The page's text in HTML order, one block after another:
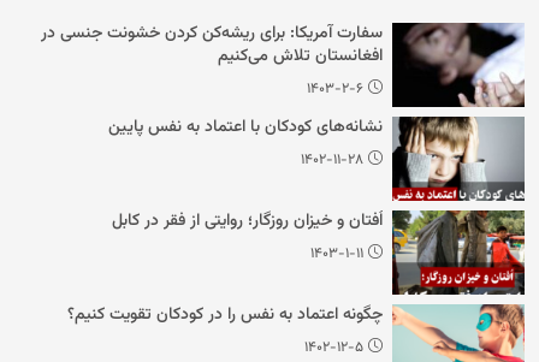
سفارت آمریکا: برای ریشه‌کن کردن خشونت جنسی در
افغانستان تلاش می‌کنیم
۱۴۰۳-۲-۶
نشانه‌های کودکان با اعتماد به نفس پایین
۱۴۰۲-۱۱-۲۸
اُفتان و خیزان روزگار؛ روایتی از فقر در کابل
۱۴۰۳-۱-۱۱
چگونه اعتماد به نفس را در کودکان تقویت کنیم؟
۱۴۰۲-۱۲-۵